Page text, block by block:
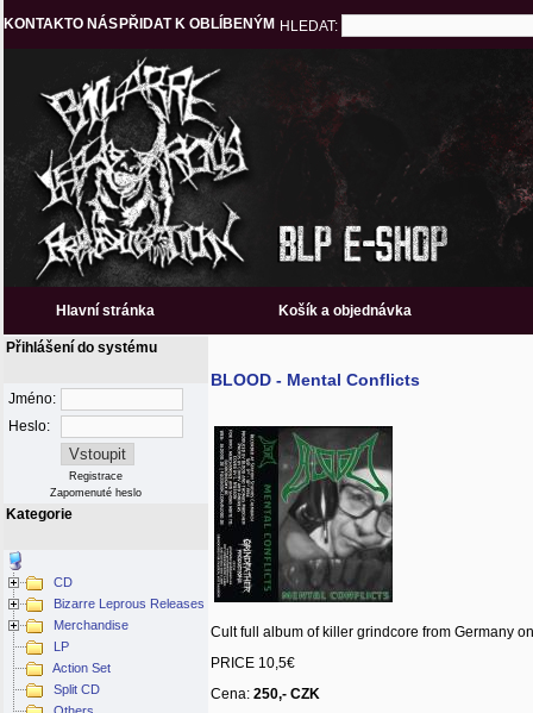
KONTAKTO NÁS PŘIDAT K OBLÍBENÝM HLEDAT:
Hlavní stránka Košík a objednávka
Přihlášení do systému
Jméno:
Heslo:
Registrace
Zapomenuté heslo
Kategorie
CD
Bizarre Leprous Releases
Merchandise
LP
Action Set
Split CD
BLOOD - Mental Conflicts
Cult full album of killer grindcore from Germany
PRICE 10,5€
Cena: 250,- CZK